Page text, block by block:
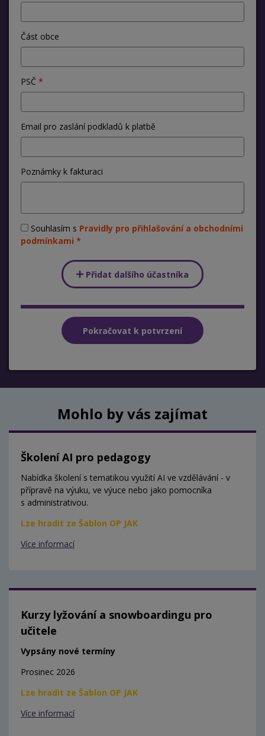
Část obce
PSČ
Email pro zaslání podkladů k platbě
Poznámky k fakturaci
Souhlasím s Pravidly pro přihlašování a obchodními
podmínkami
Přidat dalšího účastníka
Mohlo by vás zajímat
Školení AI pro pedagogy
Nabídka školení s tematikou využití AI ve vzdělávání - v
přípravě na výuku, ve výuce nebo jako pomocníka
s administrativou.
Lze hradit ze Šablon OP JAK
Více informací
Kurzy lyžování a snowboardingu pro
učitele
Vypsány nové termíny
Prosinec 2026
Lze hradit ze Šablon OP JAK
Více informací